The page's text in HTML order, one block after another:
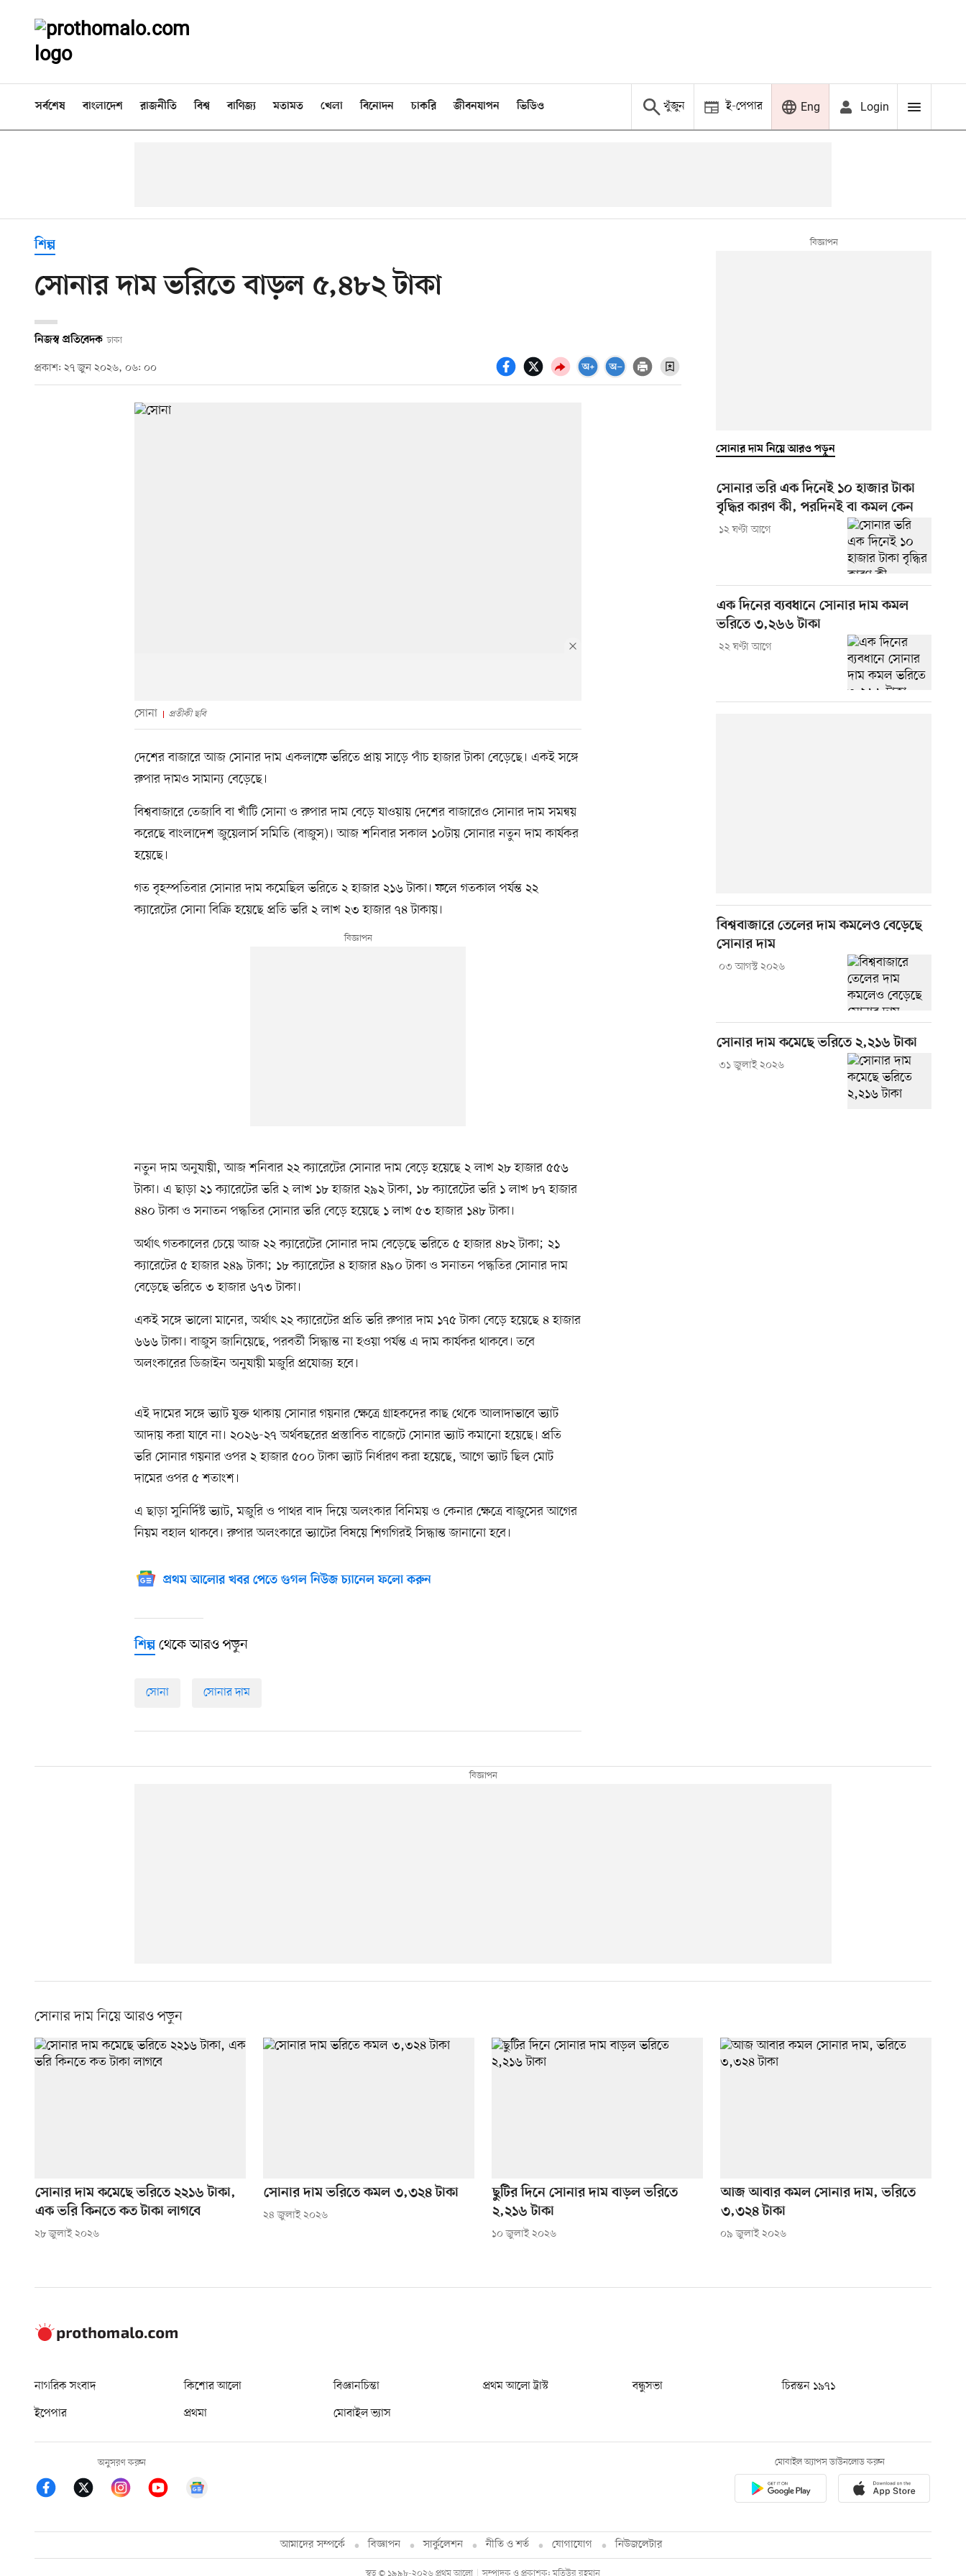
সর্বশেষ বাংলাদেশ রাজনীতি বিশ্ব বাণিজ্য মতামত খেলা বিনোদন চাকরি জীবনযাপন ভিডিও খুঁজুন ই-পেপার Eng Login
শিল্প
সোনার দাম ভরিতে বাড়ল ৫,৪৮২ টাকা
নিজস্ব প্রতিবেদক ঢাকা
প্রকাশ: ২৭ জুন ২০২৬, ০৬: ০০
সোনা প্রতীকী ছবি
দেশের বাজারে আজ সোনার দাম একলাফে ভরিতে প্রায় সাড়ে পাঁচ হাজার টাকা বেড়েছে। একই সঙ্গে
রুপার দামও সামান্য বেড়েছে।
বিশ্ববাজারে তেজাবি বা খাঁটি সোনা ও রুপার দাম বেড়ে যাওয়ায় দেশের বাজারেও সোনার দাম সমন্বয়
করেছে বাংলাদেশ জুয়েলার্স সমিতি (বাজুস)। আজ শনিবার সকাল ১০টায় সোনার নতুন দাম কার্যকর
হয়েছে।
গত বৃহস্পতিবার সোনার দাম কমেছিল ভরিতে ২ হাজার ২১৬ টাকা। ফলে গতকাল পর্যন্ত ২২
ক্যারেটের সোনা বিক্রি হয়েছে প্রতি ভরি ২ লাখ ২৩ হাজার ৭৪ টাকায়।
নতুন দাম অনুযায়ী, আজ শনিবার ২২ ক্যারেটের সোনার দাম বেড়ে হয়েছে ২ লাখ ২৮ হাজার ৫৫৬
টাকা। এ ছাড়া ২১ ক্যারেটের ভরি ২ লাখ ১৮ হাজার ২৯২ টাকা, ১৮ ক্যারেটের ভরি ১ লাখ ৮৭ হাজার
৪৪০ টাকা ও সনাতন পদ্ধতির সোনার ভরি বেড়ে হয়েছে ১ লাখ ৫৩ হাজার ১৪৮ টাকা।
অর্থাৎ গতকালের চেয়ে আজ ২২ ক্যারেটের সোনার দাম বেড়েছে ভরিতে ৫ হাজার ৪৮২ টাকা; ২১
ক্যারেটের ৫ হাজার ২৪৯ টাকা; ১৮ ক্যারেটের ৪ হাজার ৪৯০ টাকা ও সনাতন পদ্ধতির সোনার দাম
বেড়েছে ভরিতে ৩ হাজার ৬৭৩ টাকা।
একই সঙ্গে ভালো মানের, অর্থাৎ ২২ ক্যারেটের প্রতি ভরি রুপার দাম ১৭৫ টাকা বেড়ে হয়েছে ৪ হাজার
৬৬৬ টাকা। বাজুস জানিয়েছে, পরবর্তী সিদ্ধান্ত না হওয়া পর্যন্ত এ দাম কার্যকর থাকবে। তবে
অলংকারের ডিজাইন অনুযায়ী মজুরি প্রযোজ্য হবে।
এই দামের সঙ্গে ভ্যাট যুক্ত থাকায় সোনার গয়নার ক্ষেত্রে গ্রাহকদের কাছ থেকে আলাদাভাবে ভ্যাট
আদায় করা যাবে না। ২০২৬-২৭ অর্থবছরের প্রস্তাবিত বাজেটে সোনার ভ্যাট কমানো হয়েছে। প্রতি
ভরি সোনার গয়নার ওপর ২ হাজার ৫০০ টাকা ভ্যাট নির্ধারণ করা হয়েছে, আগে ভ্যাট ছিল মোট
দামের ওপর ৫ শতাংশ।
এ ছাড়া সুনির্দিষ্ট ভ্যাট, মজুরি ও পাথর বাদ দিয়ে অলংকার বিনিময় ও কেনার ক্ষেত্রে বাজুসের আগের
নিয়ম বহাল থাকবে। রুপার অলংকারে ভ্যাটের বিষয়ে শিগগিরই সিদ্ধান্ত জানানো হবে।
প্রথম আলোর খবর পেতে গুগল নিউজ চ্যানেল ফলো করুন
শিল্পথেকে আরও পড়ুন
সোনা সোনার দাম
সোনার দাম নিয়ে আরও পড়ুন
সোনার ভরি এক দিনেই ১০ হাজার টাকা
বৃদ্ধির কারণ কী, পরদিনই বা কমল কেন
১২ ঘণ্টা আগে
এক দিনের ব্যবধানে সোনার দাম কমল
ভরিতে ৩,২৬৬ টাকা
২২ ঘণ্টা আগে
বিশ্ববাজারে তেলের দাম কমলেও বেড়েছে
সোনার দাম
০৩ আগস্ট ২০২৬
সোনার দাম কমেছে ভরিতে ২,২১৬ টাকা
৩১ জুলাই ২০২৬
সোনার দাম নিয়ে আরও পড়ুন
সোনার দাম কমেছে ভরিতে ২২১৬ টাকা,
এক ভরি কিনতে কত টাকা লাগবে
২৮ জুলাই ২০২৬
সোনার দাম ভরিতে কমল ৩,৩২৪ টাকা
২৪ জুলাই ২০২৬
ছুটির দিনে সোনার দাম বাড়ল ভরিতে
২,২১৬ টাকা
১০ জুলাই ২০২৬
আজ আবার কমল সোনার দাম, ভরিতে
৩,৩২৪ টাকা
০৯ জুলাই ২০২৬
নাগরিক সংবাদ কিশোর আলো বিজ্ঞানচিন্তা প্রথম আলো ট্রাস্ট বন্ধুসভা
চিরন্তন ১৯৭১
ইপেপার
প্রথমা মোবাইল ভ্যাস
অনুসরণ করুন মোবাইল অ্যাপস ডাউনলোড করুন
আমাদের সম্পর্কে বিজ্ঞাপন সার্কুলেশন নীতি ও শর্ত যোগাযোগ নিউজলেটার
স্বত্ব © ১৯৯৮-২০২৬ প্রথম আলো সম্পাদক ও প্রকাশক: মতিউর রহমান